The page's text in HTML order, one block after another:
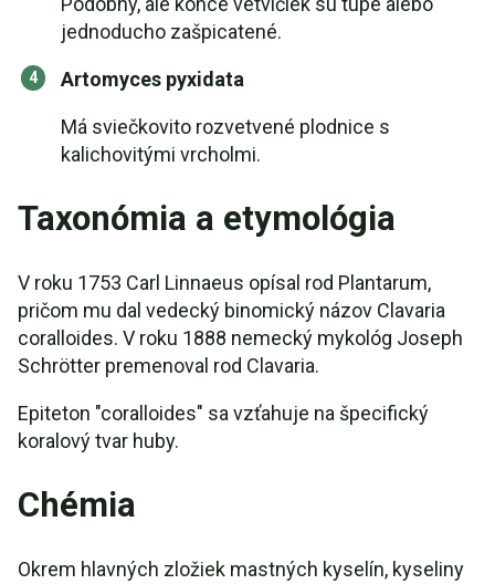
jednoducho zašpicatené.
Artomyces pyxidata
Má sviečkovito rozvetvené plodnice s
kalichovitými vrcholmi.
Taxonómia a etymológia
V roku 1753 Carl Linnaeus opísal rod Plantarum,
pričom mu dal vedecký binomický názov Clavaria
coralloides. V roku 1888 nemecký mykológ Joseph
Schrötter premenoval rod Clavaria.
Epiteton "coralloides" sa vzťahuje na špecifický
koralový tvar huby.
Chémia
Okrem hlavných zložiek mastných kyselín, kyseliny